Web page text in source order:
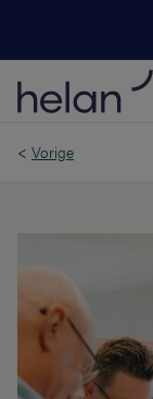
< Vorige